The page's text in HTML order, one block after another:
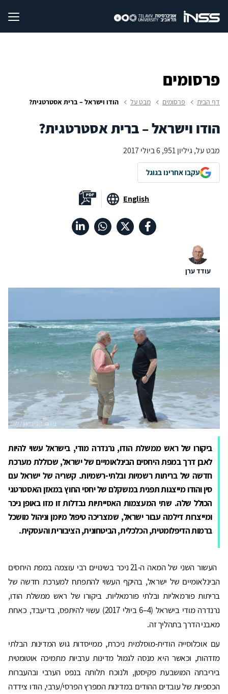
פרסומים
דף הבית פרסומים מבט על הודו וישראל – ברית אסטרטגית?
הודו וישראל – ברית אסטרטגית?
מבט על, גיליון 951, 6 ביולי 2017
עקבו אחרינו בגוגל
English
עודד ערן
ביקורו של ראש ממשלת הודו, נרנדרה מודי, בישראל עשוי להיות
לאבן דרך במפת היחסים הבינלאומיים של ישראל, שכוללת מערכת
חדשה של בריתות רשמיות ובלתי-רשמיות. קשריה של ישראל עם
סין והודו מייצגות תפנית במשקלם של יחסי החוץ במאזן האסטרטגי
הכולל שלה. שתי המעצמות האסייתיות נבדלות זו מזו באופן ניכר
ומייצרות דילמה עבור ישראל, שמצריכה טיפול מיומן וניהול מושכל
ברמות הדיפלומטית, הכלכלית, הביטחונית, הציבורית והעסקית.
העשור השני של המאה ה-21 ניכר בשינויים רבי עוצמה במפת היחסים
הבינלאומיים של ישראל, בהיקף העשוי להתפתח למערכת חדשה של
בריתות פורמאליות ובלתי פורמאליות. ביקורו של ראש ממשלת הודו,
נרנדרה מודי בישראל (4–6 ביולי 2017) עשוי להיתפס, בדיעבד, כאחת
מאבני הדרך בתהליך זה.
עם אוכלוסייה הודית-מוסלמית ניכרת, ממייסדות גוש המדינות הבלתי
מזדהות, וכאשר היא מנסה לגמול מדינות ערביות מתמיכה אוטומטית
ביריבתה המושבעת פקיסטן, ולנוכח תלותה בנפט הערבי ובהעברות
הכספיות של עובדים ההודים במדינות המפרץ הפרסי/ערבי, הודו צידדה